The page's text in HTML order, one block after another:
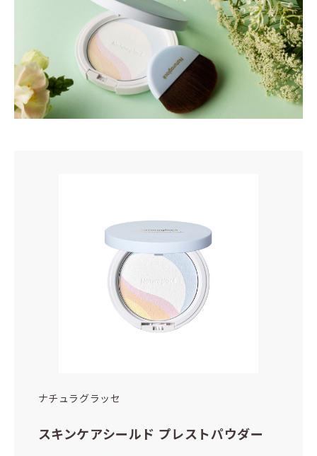
ナチュラグラッセ
スキンケアシールド プレストパウダー